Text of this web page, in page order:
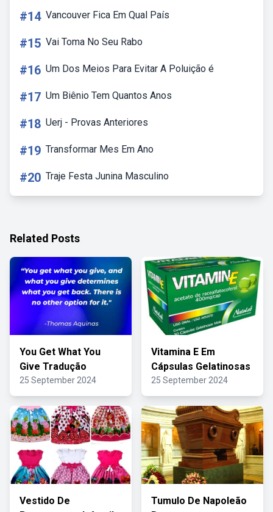
#14 Vancouver Fica Em Qual País
#15 Vai Toma No Seu Rabo
#16 Um Dos Meios Para Evitar A Poluição é
#17 Um Biênio Tem Quantos Anos
#18 Uerj - Provas Anteriores
#19 Transformar Mes Em Ano
#20 Traje Festa Junina Masculino
Related Posts
You Get What You
Give Tradução
25 September 2024
Vitamina E Em
Cápsulas Gelatinosas
25 September 2024
Vestido De
Tumulo De Napoleão